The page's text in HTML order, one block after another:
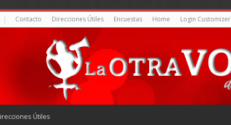
Contacto Direcciones Útiles Encuestas Home Login Customizer
Útiles